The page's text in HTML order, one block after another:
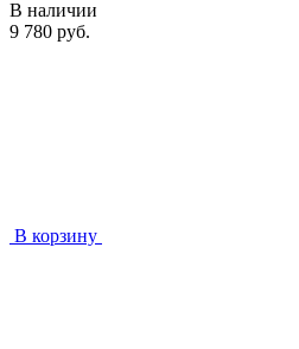
В наличии
9 780 руб.
В корзину